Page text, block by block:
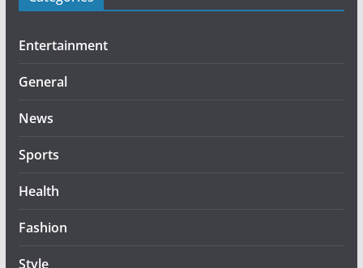
Entertainment
General
News
Sports
Health
Fashion
Style